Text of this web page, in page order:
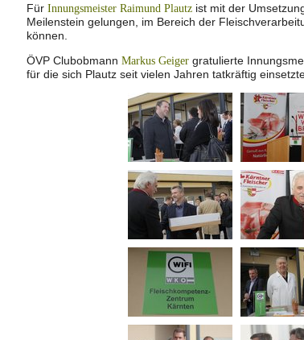
Für Innungsmeister Raimund Plautzist mit der
Meilenstein gelungen, im Bereich der
können.
ÖVP Clubobmann Markus Geigergratulierte
für die sich Plautz seit vielen Jahren tatkräftig